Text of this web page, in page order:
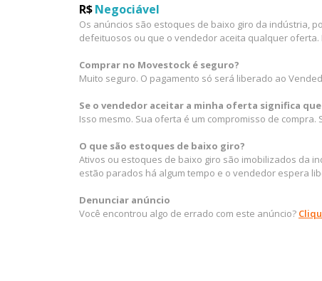
R$Negociável
Os anúncios são estoques de baixo giro da indústria,
defeituosos ou que o vendedor aceita qualquer
Comprar no Movestock é seguro?
Muito seguro. O pagamento só será liberado ao
Se o vendedor aceitar a minha oferta significa
Isso mesmo. Sua oferta é um compromisso de
O que são estoques de baixo giro?
Ativos ou estoques de baixo giro são imobilizados da
estão parados há algum tempo e o vendedor espera
Denunciar anúncio
Você encontrou algo de errado com este anúncio?